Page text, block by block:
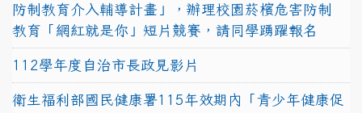
防制教育介入輔導計畫」，辦理校園菸檳危害防制
教育「網紅就是你」短片競賽，請同學踴躍報名
112學年度自治市長政見影片
衛生福利部國民健康署115年效期內「青少年健康促